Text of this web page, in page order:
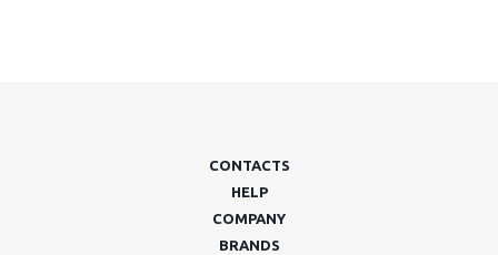
CONTACTS
HELP
COMPANY
BRANDS